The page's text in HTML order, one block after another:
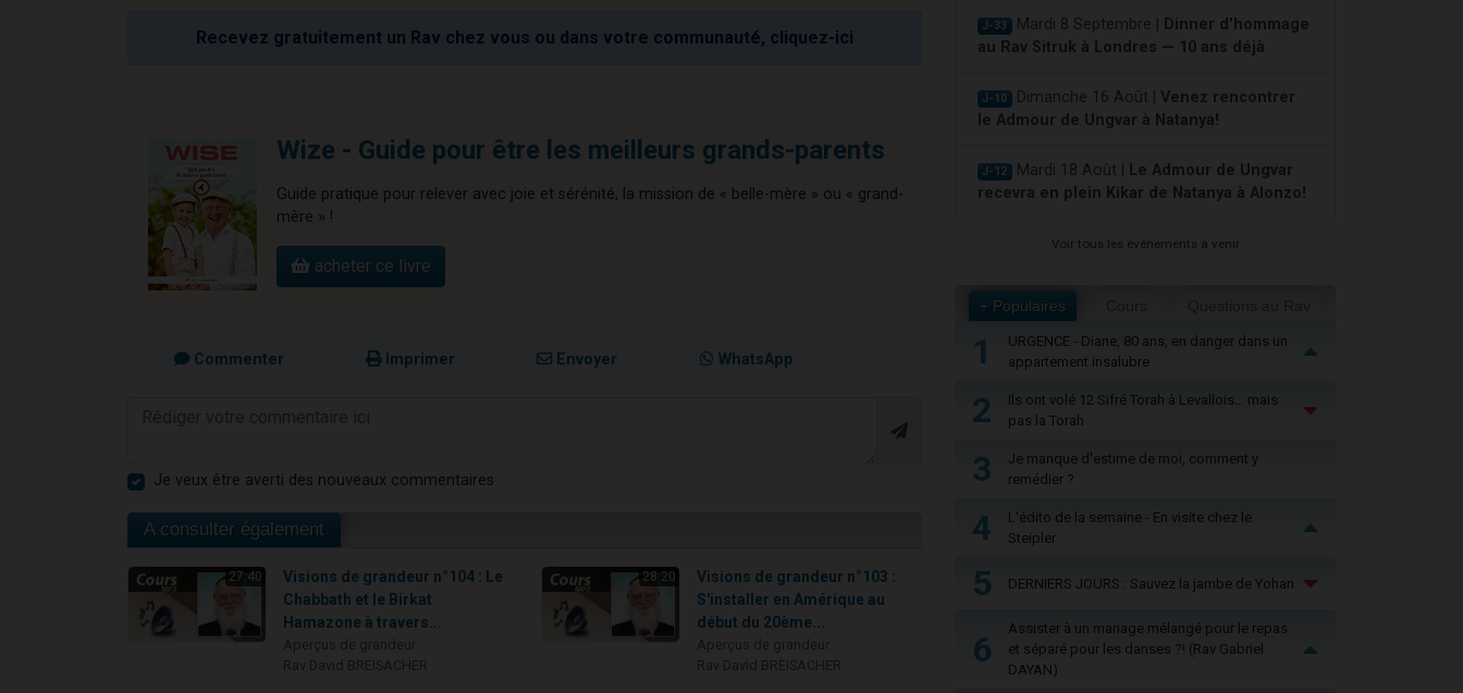
Recevez gratuitement un Rav chez vous ou dans votre communauté, cliquez-ici
Wize - Guide pour être les meilleurs grands-parents
Guide pratique pour relever avec joie et sérénité, la mission de « belle-mère » ou « grand-
mère » !
acheter ce livre
Commenter Imprimer Envoyer WhatsApp
Je veux être averti des nouveaux commentaires
A consulter également
27:40
Visions de grandeur n°104 : Le
Chabbath et le Birkat
Hamazone à travers...
28:20
Visions de grandeur n°103 :
S'installer en Amérique au
début du 20ème...
J-33 Mardi 8 Septembre |
Dinner d'hommage
au Rav Sitruk à Londres — 10 ans déjà
J-10 Dimanche 16 Août | Venez rencontrer
le Admour de Ungvar à Natanya!
J-12 Mardi 18 Août |
Le Admour de Ungvar
recevra en plein Kikar de Natanya à Alonzo!
Voir tous les événements à venir
+ Populaires
1
URGENCE - Diane, 80 ans, en danger dans un
appartement insalubre
2
Ils ont volé 12 Sifré Torah à Levallois… mais
pas la Torah
3
Je manque d'estime de moi, comment y
remédier ?
4
L'édito de la semaine - En visite chez le
Steipler
5 DERNIERS JOURS : Sauvez la jambe de Yohan
6
Assister à un mariage mélangé pour le repas
et séparé pour les danses ?! (Rav Gabriel
DAYAN)